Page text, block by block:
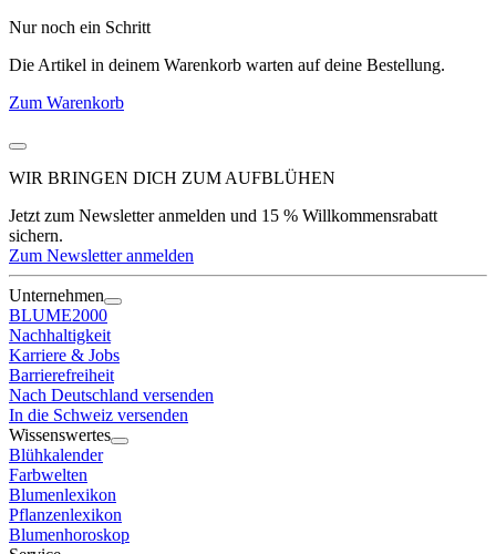
Nur noch ein Schritt
Die Artikel in deinem Warenkorb warten auf deine Bestellung.
Zum Warenkorb
WIR BRINGEN DICH ZUM AUFBLÜHEN
Jetzt zum Newsletter anmelden und 15 % Willkommensrabatt
sichern.
Zum Newsletter anmelden
Unternehmen
BLUME2000
Nachhaltigkeit
Karriere & Jobs
Barrierefreiheit
Nach Deutschland versenden
In die Schweiz versenden
Wissenswertes
Blühkalender
Farbwelten
Blumenlexikon
Pflanzenlexikon
Blumenhoroskop